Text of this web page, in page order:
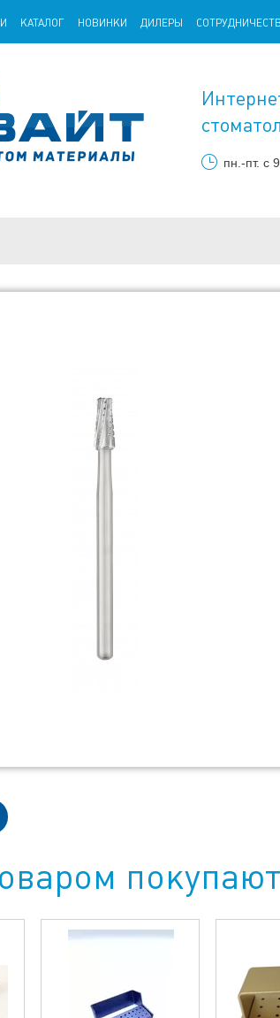
КАТАЛОГ НОВИНКИ ДИЛЕРЫ
пн.-пт. с
покупают